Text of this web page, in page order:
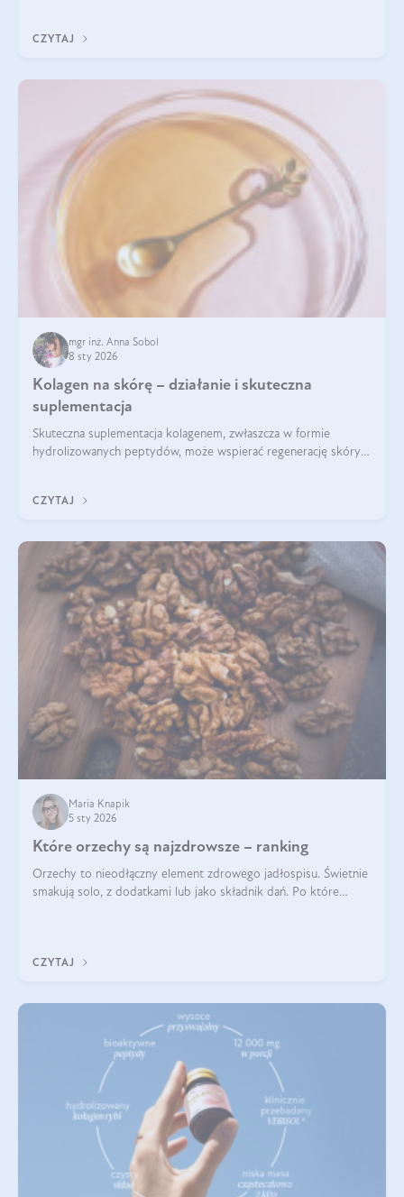
osłabienie włosów.
CZYTAJ
mgr inż. Anna Sobol
8 sty 2026
Kolagen na skórę – działanie i skuteczna
suplementacja
Skuteczna suplementacja kolagenem, zwłaszcza w formie
hydrolizowanych peptydów, może wspierać regenerację skóry i
CZYTAJ
Maria Knapik
5 sty 2026
Które orzechy są najzdrowsze – ranking
Orzechy to nieodłączny element zdrowego jadłospisu. Świetnie
smakują solo, z dodatkami lub jako składnik dań. Po które
CZYTAJ